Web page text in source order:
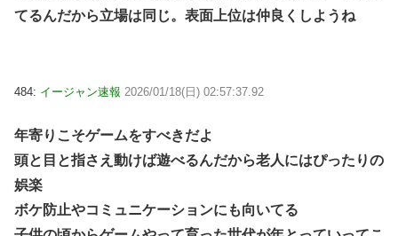
てるんだから立場は同じ。表面上位は仲良くしようね
484: イージャン速報 2026/01/18(日) 02:57:37.92
年寄りこそゲームをすべきだよ
頭と目と指さえ動けば遊べるんだから老人にはぴったりの
娯楽
ボケ防止やコミュニケーションにも向いてる